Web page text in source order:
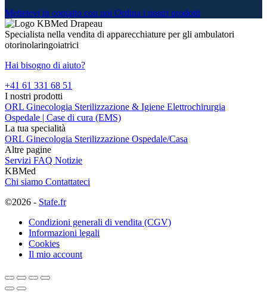
Mettetevi in contatto con noi Ordina i nostri prodotti
Specialista nella vendita di apparecchiature per gli ambulatori
otorinolaringoiatrici
Hai bisogno di aiuto?
+41 61 331 68 51
I nostri prodotti
ORL Ginecologia Sterilizzazione & Igiene Elettrochirurgia
Ospedale | Case di cura (EMS)
La tua specialità
ORL Ginecologia Sterilizzazione Ospedale/Casa
Altre pagine
Servizi FAQ Notizie
KBMed
Chi siamo Contattateci
©2026 - Stafe.fr
Condizioni generali di vendita (CGV)
Informazioni legali
Cookies
Il mio account